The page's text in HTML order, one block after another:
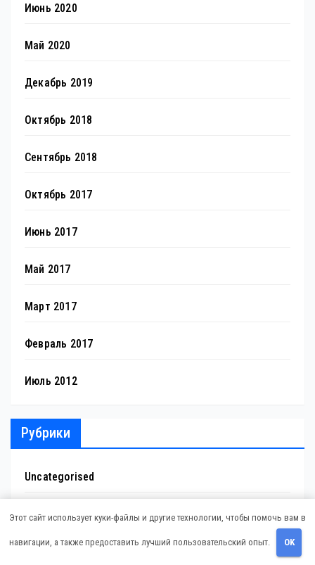
Июнь 2020
Май 2020
Декабрь 2019
Октябрь 2018
Сентябрь 2018
Октябрь 2017
Июнь 2017
Май 2017
Март 2017
Февраль 2017
Июль 2012
Рубрики
Uncategorised
Бизнес советник
Гараж и авто
Этот сайт использует куки-файлы и другие технологии, чтобы помочь вам в
навигации, а также предоставить лучший пользовательский опыт. OK